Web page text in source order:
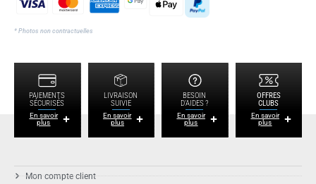
* Photos non contractuelles
PAIEMENTS
SÉCURISÉS
En savoir
plus
LIVRAISON
SUIVIE
En savoir
plus
BESOIN
D'AIDES ?
En savoir
plus
OFFRES
CLUBS
En savoir
plus
Mon compte client